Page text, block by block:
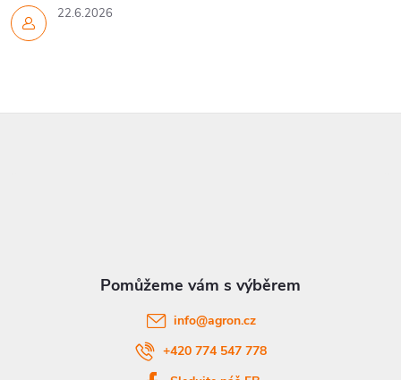
22.6.2026
info@agron.cz
+420 774 547 778